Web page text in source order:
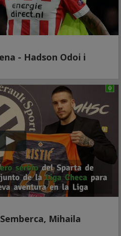
- Hadson Odoi i
Mihaila